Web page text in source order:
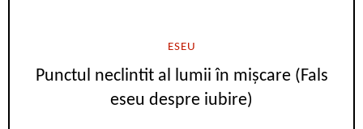
ESEU
Punctul neclintit al lumii în mișcare (Fals
eseu despre iubire)